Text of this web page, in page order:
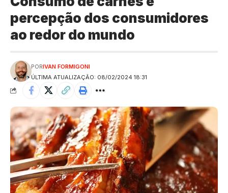
percepção dos consumidores
ao redor do mundo
ÚLTIMA ATUALIZAÇÃO: 08/02/2024 18:31
PORIVAN FORMIGONI